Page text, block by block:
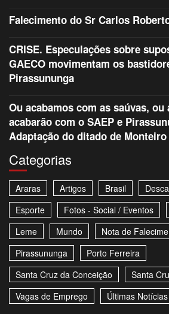
Falecimento do Sr Carlos
CRISE. Especulações sobre
GAECO movimentam os
Pirassununga
Ou acabamos com as saúvas, ou
acabarão com o SAEP e
Adaptação do ditado de
Categorias
Araras Artigos Brasil
Esporte
Fotos - Social / Eventos
Leme
Mundo Nota de
Pirassununga
Porto Ferreira
Santa Cruz da Conceição
Santa
Vagas de Emprego
Últimas Notícias